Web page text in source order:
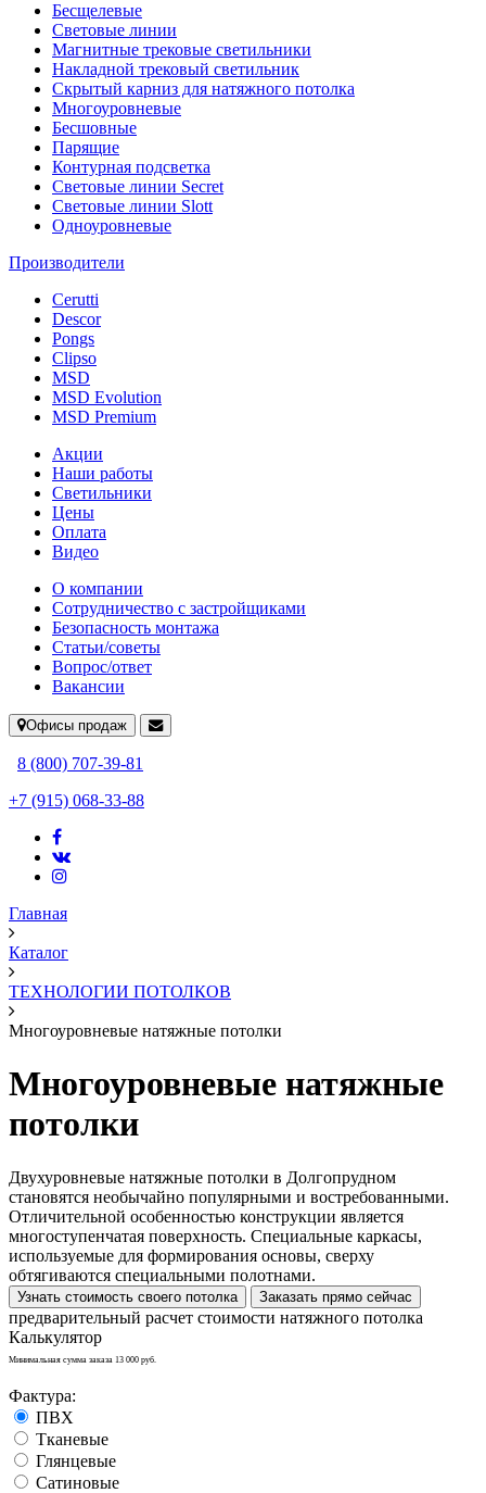
Бесщелевые
Световые линии
Магнитные трековые светильники
Накладной трековый светильник
Скрытый карниз для натяжного потолка
Многоуровневые
Бесшовные
Парящие
Контурная подсветка
Световые линии Secret
Световые линии Slott
Одноуровневые
Производители
Cerutti
Descor
Pongs
Clipso
MSD
MSD Evolution
MSD Premium
Акции
Наши работы
Светильники
Цены
Оплата
Видео
О компании
Сотрудничество с застройщиками
Безопасность монтажа
Статьи/советы
Вопрос/ответ
Вакансии
Офисы продаж
8 (800) 707-39-81
+7 (915) 068-33-88
Главная
Каталог
ТЕХНОЛОГИИ ПОТОЛКОВ
Многоуровневые натяжные потолки
Многоуровневые натяжные
потолки
Двухуровневые натяжные потолки в Долгопрудном
становятся необычайно популярными и востребованными.
Отличительной особенностью конструкции является
многоступенчатая поверхность. Специальные каркасы,
используемые для формирования основы, сверху
обтягиваются специальными полотнами.
Узнать стоимость своего потолка Заказать прямо сейчас
предварительный расчет стоимости натяжного потолка
Калькулятор
Минимальная сумма заказа 13 000 руб.
Фактура:
ПВХ
Тканевые
Глянцевые
Сатиновые